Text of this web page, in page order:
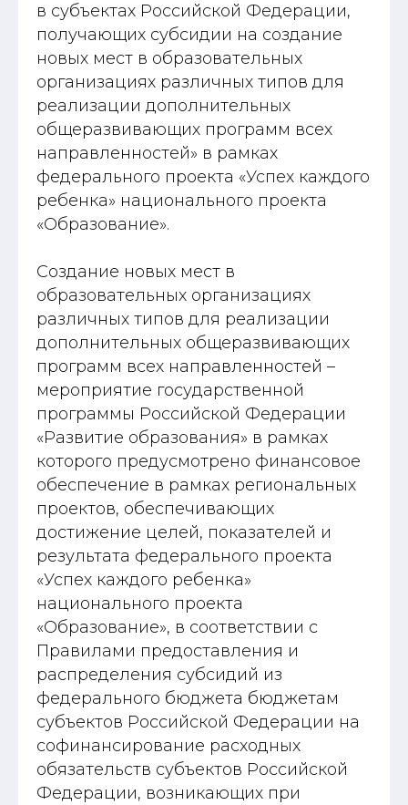
в субъектах Российской Федерации,
получающих субсидии на создание
новых мест в образовательных
организациях различных типов для
реализации дополнительных
общеразвивающих программ всех
направленностей» в рамках
федерального проекта «Успех каждого
ребенка» национального проекта
«Образование».
Создание новых мест в
образовательных организациях
различных типов для реализации
дополнительных общеразвивающих
программ всех направленностей –
мероприятие государственной
программы Российской Федерации
«Развитие образования» в рамках
которого предусмотрено финансовое
обеспечение в рамках региональных
проектов, обеспечивающих
достижение целей, показателей и
результата федерального проекта
«Успех каждого ребенка»
национального проекта
«Образование», в соответствии с
Правилами предоставления и
распределения субсидий из
федерального бюджета бюджетам
субъектов Российской Федерации на
софинансирование расходных
обязательств субъектов Российской
Федерации, возникающих при